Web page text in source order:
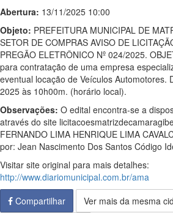
Abertura: 13/11/2025 10:00
Objeto: PREFEITURA MUNICIPAL DE
SETOR DE COMPRAS AVISO DE
PREGÃO ELETRÔNICO Nº 024/2025.
para contratação de uma empresa
eventual locação de Veículos Automotores.
2025 às 10h00m. (horário local).
Observações: O edital encontra-se a
através do site
FERNANDO LIMA HENRIQUE LIMA
por: Jean Nascimento Dos Santos Código
Visitar site original para mais detalhes:
http://www.diariomunicipal.com.br/ama
Compartilhar
Ver mais da mesma